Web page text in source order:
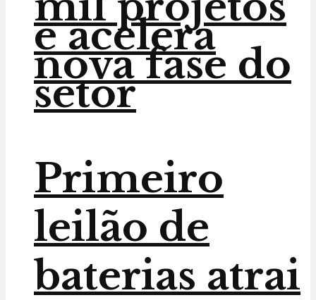
e acelera
nova fase do
setor
Primeiro
leilão de
baterias atrai